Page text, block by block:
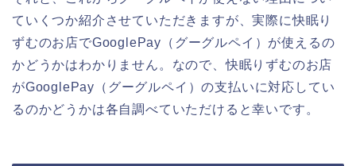
ていくつか紹介させていただきますが、実際に快眠り
ずむのお店でGooglePay（グーグルペイ）が使えるの
かどうかはわかりません。なので、快眠りずむのお店
がGooglePay（グーグルペイ）の支払いに対応してい
るのかどうかは各自調べていただけると幸いです。